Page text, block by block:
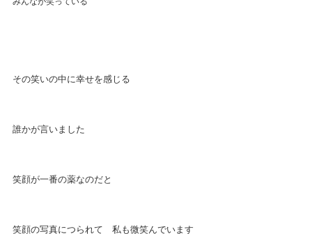
その笑いの中に幸せを感じる
誰かが言いました
笑顔が一番の薬なのだと
笑顔の写真につられて 私も微笑んでいます